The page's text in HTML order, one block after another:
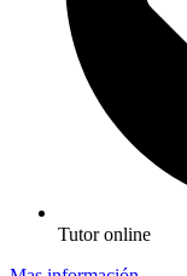
Tutor online